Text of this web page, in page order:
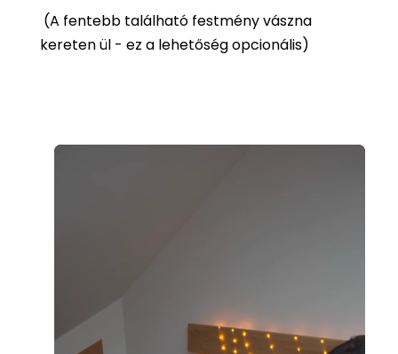
(A fentebb található festmény vászna
kereten ül - ez a lehetőség opcionális)